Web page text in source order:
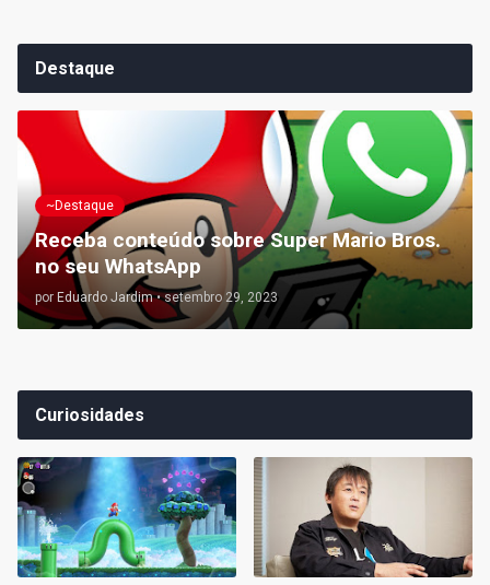
Destaque
~Destaque
Receba conteúdo sobre Super Mario Bros.
no seu WhatsApp
por Eduardo Jardim • setembro 29, 2023
Curiosidades